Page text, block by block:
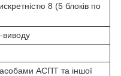
8 (5 блоків по
виводу
АСПТ та іншої